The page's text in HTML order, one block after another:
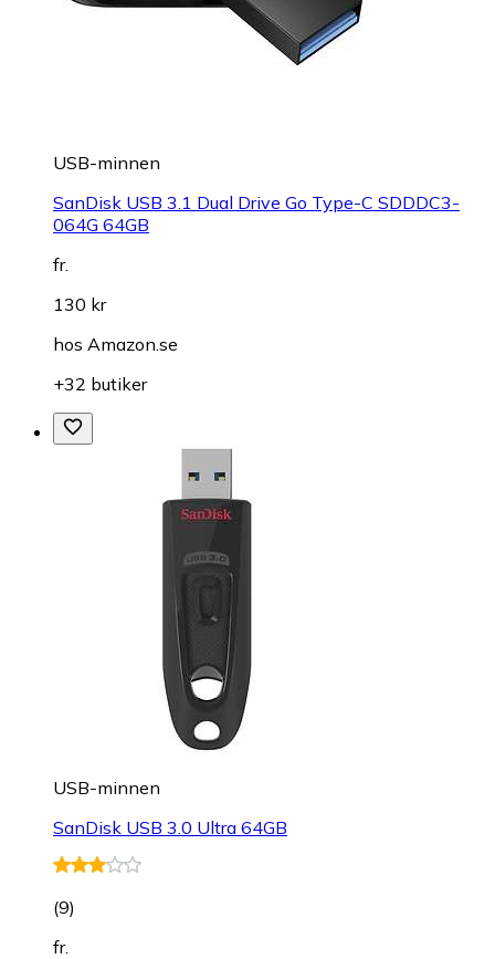
USB-minnen
SanDisk USB 3.1 Dual Drive Go Type-C SDDDC3-
064G 64GB
fr.
130 kr
hos Amazon.se
+32 butiker
USB-minnen
SanDisk USB 3.0 Ultra 64GB
(9)
fr.